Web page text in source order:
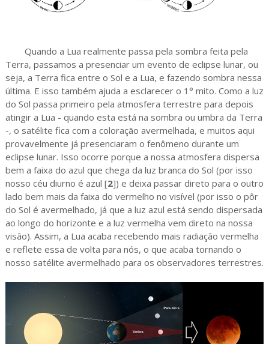
Quando a Lua realmente passa pela sombra feita pela
Terra, passamos a presenciar um evento de eclipse lunar, ou
seja, a Terra fica entre o Sol e a Lua, e fazendo sombra nessa
última. E isso também ajuda a esclarecer o 1° mito. Como a luz
do Sol passa primeiro pela atmosfera terrestre para depois
atingir a Lua - quando esta está na sombra ou umbra da Terra
-, o satélite fica com a coloração avermelhada, e muitos aqui
provavelmente já presenciaram o fenômeno durante um
eclipse lunar. Isso ocorre porque a nossa atmosfera dispersa
bem a faixa do azul que chega da luz branca do Sol (por isso
nosso céu diurno é azul [2]) e deixa passar direto para o outro
lado bem mais da faixa do vermelho no visível (por isso o pôr
do Sol é avermelhado, já que a luz azul está sendo dispersada
ao longo do horizonte e a luz vermelha vem direto na nossa
visão). Assim, a Lua acaba recebendo mais radiação vermelha
e reflete essa de volta para nós, o que acaba tornando o
nosso satélite avermelhado para os observadores terrestres.